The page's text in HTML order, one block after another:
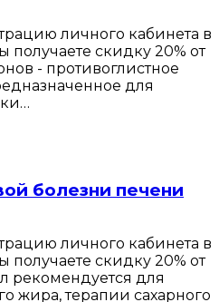
личного кабинета в
скидку 20% от
- противоглистное
для
болезни печени
личного кабинета в
скидку 20% от
рекомендуется для
жира, терапии сахарного